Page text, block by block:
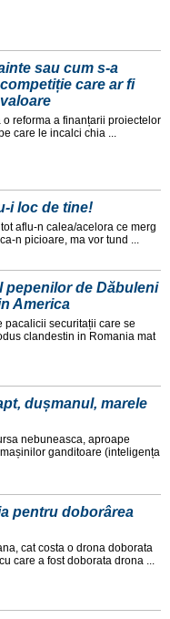
sau cum s-a
care ar fi
o reforma a finanțarii proiectelor
care le incalci chia ...
i loc de tine!
aflu-n calea/acelora ce merg
n picioare, ma vor tund ...
pepenilor de Dăbuleni
America
pacalicii securitații care se
clandestin in Romania mat
dușmanul, marele
nebuneasca, aproape
ganditoare (inteligența
pentru doborârea
cat costa o drona doborata
care a fost doborata drona ...